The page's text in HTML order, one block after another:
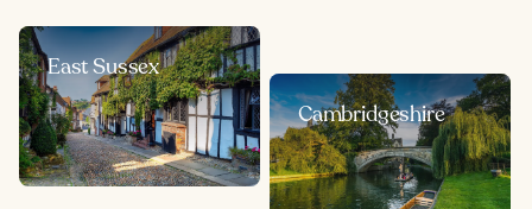
East Sussex
Cambridgeshire